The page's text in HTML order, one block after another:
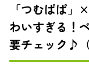
「つむぱぱ
わいすぎる！
要チェック♪（